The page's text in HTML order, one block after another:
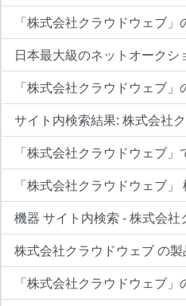
「株式会社クラウドウェブ」
日本最大級のネットオーク
「株式会社クラウドウェブ
サイト内検索結果: 株式会社
「株式会社クラウドウェブ
「株式会社クラウドウェブ
機器 サイト内検索 - 株式会社
株式会社クラウドウェブ の製
「株式会社クラウドウェブ